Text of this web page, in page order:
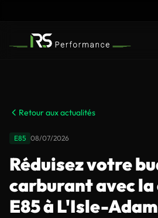
Retour aux actualités
E85 08/07/2026
Réduisez votre
carburant avec
E85 à L'Isle-Adam